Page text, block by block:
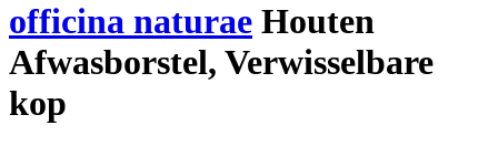
officina naturae Houten
Afwasborstel, Verwisselbare
kop